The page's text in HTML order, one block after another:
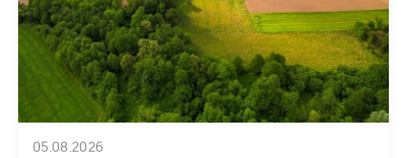
05.08.2026